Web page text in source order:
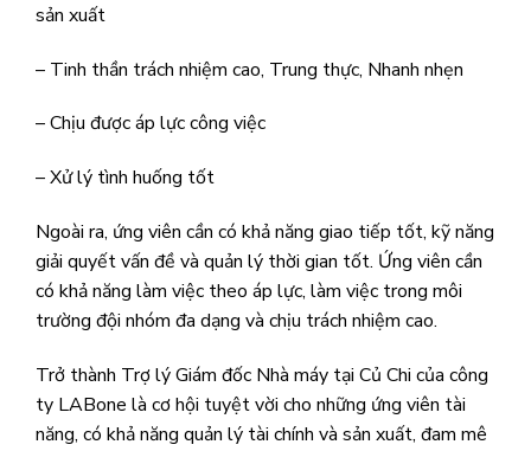
sản xuất
– Tinh thần trách nhiệm cao, Trung thực, Nhanh nhẹn
– Chịu được áp lực công việc
– Xử lý tình huống tốt
Ngoài ra, ứng viên cần có khả năng giao tiếp tốt, kỹ năng
giải quyết vấn đề và quản lý thời gian tốt. Ứng viên cần
có khả năng làm việc theo áp lực, làm việc trong môi
trường đội nhóm đa dạng và chịu trách nhiệm cao.
Trở thành Trợ lý Giám đốc Nhà máy tại Củ Chi của công
ty LABone là cơ hội tuyệt vời cho những ứng viên tài
năng, có khả năng quản lý tài chính và sản xuất, đam mê